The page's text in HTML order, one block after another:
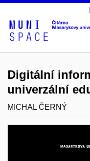
Digitální
univerzální
MICHAL ČERNÝ